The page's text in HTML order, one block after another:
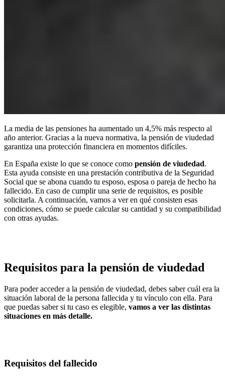
La media de las pensiones ha aumentado un 4,5% más respecto al
año anterior. Gracias a la nueva normativa, la pensión de viudedad
garantiza una protección financiera en momentos difíciles.
En España existe lo que se conoce como pensión de viudedad.
Esta ayuda consiste en una prestación contributiva de la Seguridad
Social que se abona cuando tu esposo, esposa o pareja de hecho ha
fallecido. En caso de cumplir una serie de requisitos, es posible
solicitarla. A continuación, vamos a ver en qué consisten esas
condiciones, cómo se puede calcular su cantidad y su compatibilidad
con otras ayudas.
Requisitos para la pensión de viudedad
Para poder acceder a la pensión de viudedad, debes saber cuál era la
situación laboral de la persona fallecida y tu vínculo con ella. Para
que puedas saber si tu caso es elegible, vamos a ver las distintas
situaciones en más detalle.
Requisitos del fallecido